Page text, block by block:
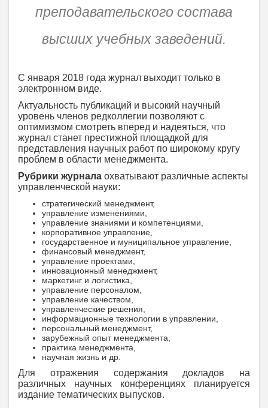
преподавательского состава
высших учебных заведений.
С января 2018 года журнал выходит только в
электронном виде.
Актуальность публикаций и высокий научный
уровень членов редколлегии позволяют с
оптимизмом смотреть вперед и надеяться, что
журнал станет престижной площадкой для
представления научных работ по широкому кругу
проблем в области менеджмента.
Рубрики журнала охватывают различные аспекты
управленческой науки:
стратегический менеджмент,
управление изменениями,
управление знаниями и компетенциями,
корпоративное управление,
государственное и муниципальное управление,
финансовый менеджмент,
управление проектами,
инновационный менеджмент,
маркетинг и логистика,
управление персоналом,
управление качеством,
управленческие решения,
информационные технологии в управлении,
персональный менеджмент,
зарубежный опыт менеджмента,
практика менеджмента,
научная жизнь и др.
Для отражения содержания докладов на
различных научных конференциях планируется
издание тематических выпусков.